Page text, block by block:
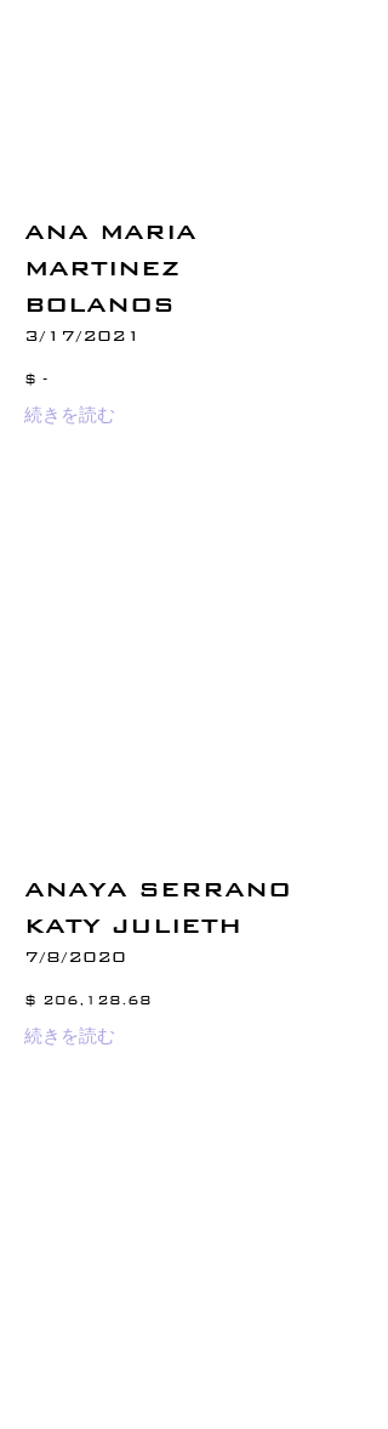
ANA MARIA
MARTINEZ
BOLANOS
3/17/2021
$ -
続きを読む
ANAYA SERRANO
KATY JULIETH
7/8/2020
$ 206,128.68
続きを読む